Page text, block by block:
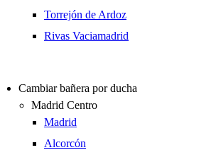
Torrejón de Ardoz
Rivas Vaciamadrid
Cambiar bañera por ducha
Madrid Centro
Madrid
Alcorcón